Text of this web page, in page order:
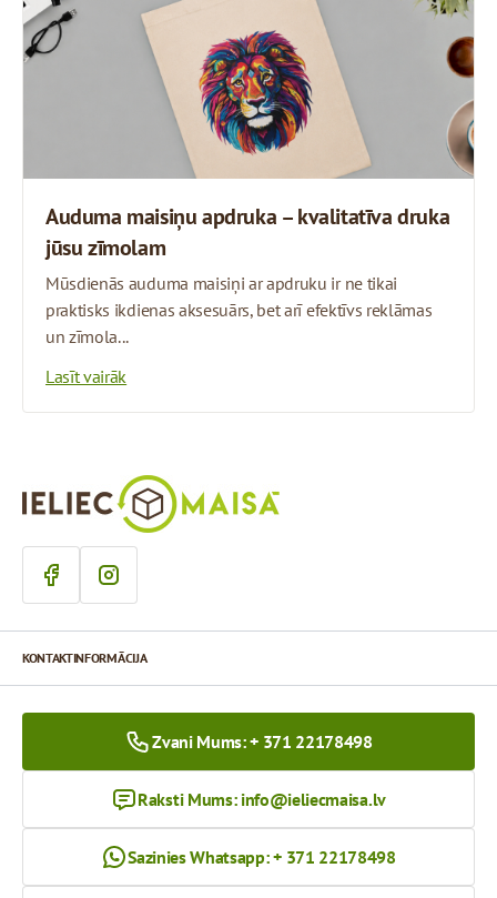
Auduma maisiņu apdruka – kvalitatīva druka
jūsu zīmolam
Mūsdienās auduma maisiņi ar apdruku ir ne tikai
praktisks ikdienas aksesuārs, bet arī efektīvs reklāmas
un zīmola...
Lasīt vairāk
KONTAKTINFORMĀCIJA
Zvani Mums: + 371 22178498
Raksti Mums: info@ieliecmaisa.lv
Sazinies Whatsapp: + 371 22178498